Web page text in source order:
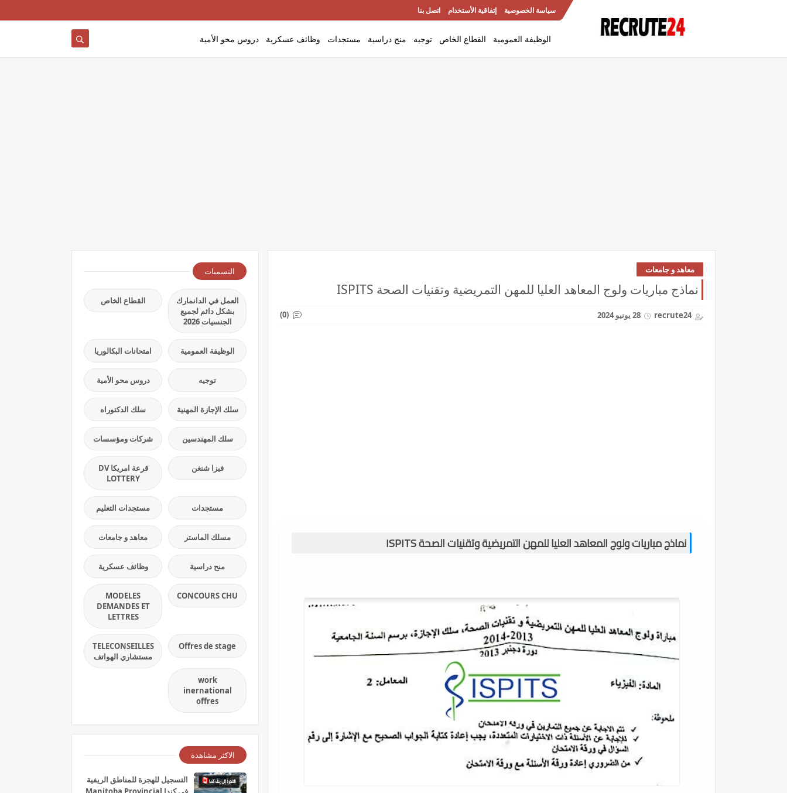
سياسة الخصوصية إتفاقية الأستخدام اتصل بنا
الوظيفة العمومية القطاع الخاص توجيه منح دراسية مستجدات وظائف عسكرية دروس محو الأمية
معاهد و جامعات
نماذج مباريات ولوج المعاهد العليا للمهن التمريضية وتقنيات الصحة ISPITS
recrute24 28 يونيو 2024 (0)
نماذج مباريات ولوج المعاهد العليا للمهن التمريضية وتقنيات الصحة ISPITS
التسميات
العمل في الدانمارك
بشكل دائم لجميع
الجنسيات 2026
القطاع الخاص
الوظيفة العمومية امتحانات البكالوريا
توجيه دروس محو الأمية
سلك الإجازة المهنية سلك الدكتوراه
سلك المهندسين شركات ومؤسسات
فيزا شنغن
قرعة امريكا DV
LOTTERY
مستجدات مستجدات التعليم
مسلك الماستر معاهد و جامعات
منح دراسية وظائف عسكرية
CONCOURS CHU
MODELES
DEMANDES ET
LETTRES
Offres de stage
TELECONSEILLES
مستشاري الهواتف
work
inernational
offres
الاكثر مشاهدة
التسجيل للهجرة للمناطق الريفية